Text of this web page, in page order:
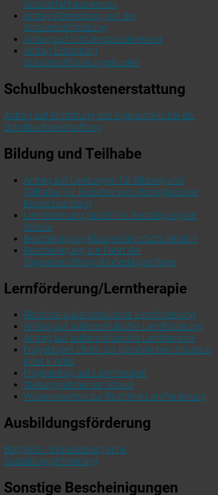
Schülerfahrausweises
Antrag Abmeldung von der
Schülerbeförderung
Antrag auf Schülerspezialverkehr
Antrag Erstattung
Schülerbeförderungskosten
Schulbuchkostenerstattung
Antrag auf Erstattung des Eigenanteils bei der
Schulbuchbeschaffung
Bildung und Teilhabe
Antrag auf Leistungen für Bildung und
Teilhabe (für Bezieher von Wohngeld oder
Kinderzuschlag)
Lernförderung Nachhilfe: Bestätigung der
Schule
Bescheinigung Klassenfahrt/Schülerfahrt
Bescheinigung zur Fahrt der
Tageseinrichtung/Kindertagespflege
Lernförderung/Lerntherapie
Richtlinie außerschulische Lernförderung
Antrag auf außerschulische Lernförderung
Antrag auf außerschulische Lerntherapie
Fragebogen Eltern zur persönlichen Situation
ihres Kindes
Folgeantrag auf Lerntherapie
Stellungnahme der Schule
Wissenswertes zur Richtlinie Lernförderung
Ausbildungsförderung
BbgAföG - Brandenburgische
Ausbildungsförderung
Sonstige Bescheinigungen